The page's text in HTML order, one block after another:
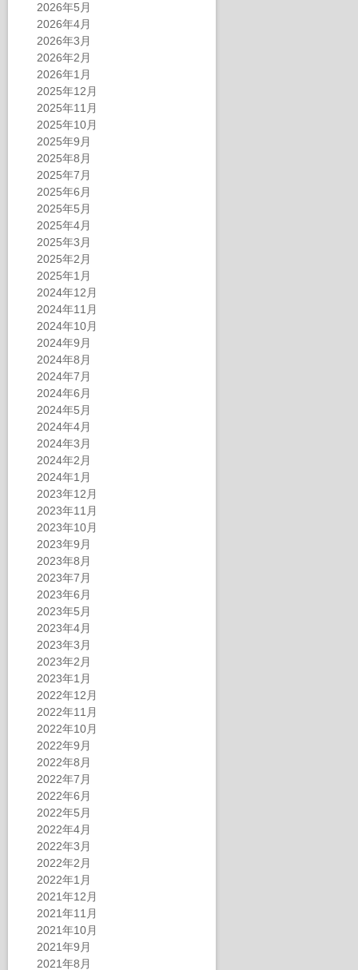
2026年5月
2026年4月
2026年3月
2026年2月
2026年1月
2025年12月
2025年11月
2025年10月
2025年9月
2025年8月
2025年7月
2025年6月
2025年5月
2025年4月
2025年3月
2025年2月
2025年1月
2024年12月
2024年11月
2024年10月
2024年9月
2024年8月
2024年7月
2024年6月
2024年5月
2024年4月
2024年3月
2024年2月
2024年1月
2023年12月
2023年11月
2023年10月
2023年9月
2023年8月
2023年7月
2023年6月
2023年5月
2023年4月
2023年3月
2023年2月
2023年1月
2022年12月
2022年11月
2022年10月
2022年9月
2022年8月
2022年7月
2022年6月
2022年5月
2022年4月
2022年3月
2022年2月
2022年1月
2021年12月
2021年11月
2021年10月
2021年9月
2021年8月